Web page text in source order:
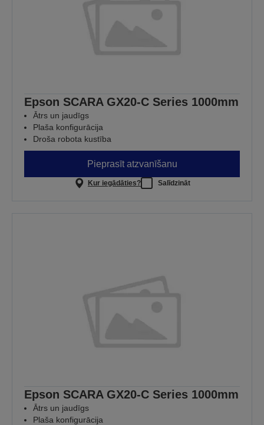
Epson SCARA GX20-C Series 1000mm
Ātrs un jaudīgs
Plaša konfigurācija
Droša robota kustība
Pieprasīt atzvanīšanu
Kur iegādāties? Salīdzināt
Epson SCARA GX20-C Series 1000mm
Ātrs un jaudīgs
Plaša konfigurācija